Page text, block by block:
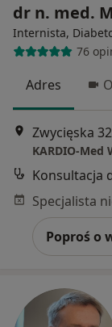
dr n. med.
Internista,
76
Adres
Zwycięska
KARDIO-Med
Konsultacja
Poproś o